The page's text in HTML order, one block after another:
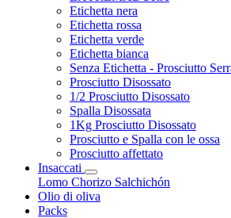
Etichetta nera
Etichetta rossa
Etichetta verde
Etichetta bianca
Senza Etichetta - Prosciutto
Prosciutto Disossato
1/2 Prosciutto Disossato
Spalla Disossata
1Kg Prosciutto Disossato
Prosciutto e Spalla con le ossa
Prosciutto affettato
Insaccati
Lomo Chorizo Salchichón
Olio di oliva
Packs